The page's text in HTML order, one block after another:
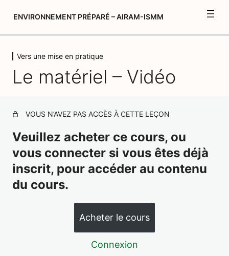
ENVIRONNEMENT PRÉPARÉ – AIRAM-ISMM
Créer votre album de formation
2 leçons, 1 quiz
Introduction
L’environnement et l’enfant
Vers une mise en pratique
L'espace et le mobilier – Pop-up
Le matériel – Vidéo
Le matériel – Pop-up
L'environnement humain – Vidéo
Vers une mise en pratique
Le matériel – Vidéo
VOUS N’AVEZ PAS ACCÈS À CETTE LEÇON
Veuillez acheter ce cours, ou
vous connecter si vous êtes déjà
inscrit, pour accéder au contenu
du cours.
Acheter le cours
Connexion